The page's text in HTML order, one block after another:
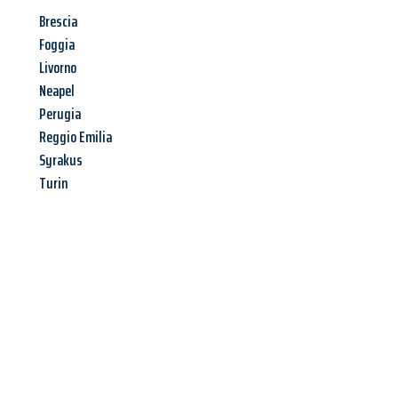
Brescia
Foggia
Livorno
Neapel
Perugia
Reggio Emilia
Syrakus
Turin